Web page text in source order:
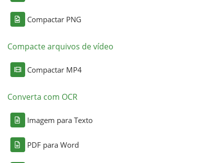
Compactar PNG
Compacte arquivos de vídeo
Compactar MP4
Converta com OCR
Imagem para Texto
PDF para Word